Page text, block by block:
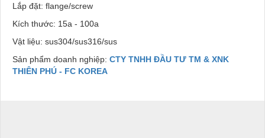
Lắp đặt: flange/screw
Kích thước: 15a - 100a
Vật liệu: sus304/sus316/sus
Sản phẩm doanh nghiệp: CTY TNHH ĐẦU TƯ TM & XNK
THIÊN PHÚ - FC KOREA